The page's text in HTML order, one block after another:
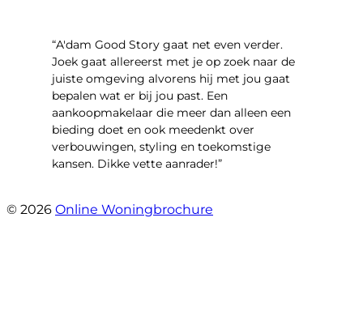
“A'dam Good Story gaat net even verder.
Joek gaat allereerst met je op zoek naar de
juiste omgeving alvorens hij met jou gaat
bepalen wat er bij jou past. Een
aankoopmakelaar die meer dan alleen een
bieding doet en ook meedenkt over
verbouwingen, styling en toekomstige
kansen. Dikke vette aanrader!”
© 2026 Online Woningbrochure